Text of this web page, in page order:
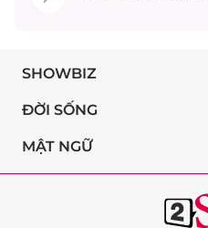
SHOWBIZ
ĐỜI SỐNG
MẬT NGỮ